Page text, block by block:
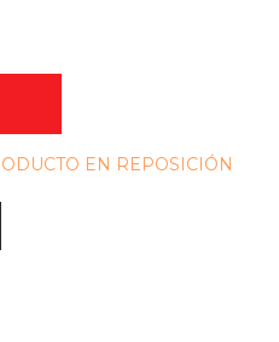
EN REPOSICIÓN